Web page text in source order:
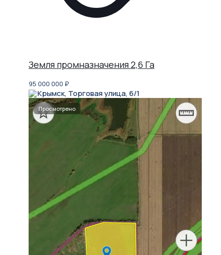
Земля промназначения 2,6 Га
95 000 000 ₽
Крымск, Торговая улица, 6/1